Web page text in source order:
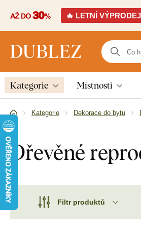
🔥 LETNÍ
Kategorie Místnosti
Kategorie Dekorace do bytu
Dřevěné
Filtr produktů
Motiv